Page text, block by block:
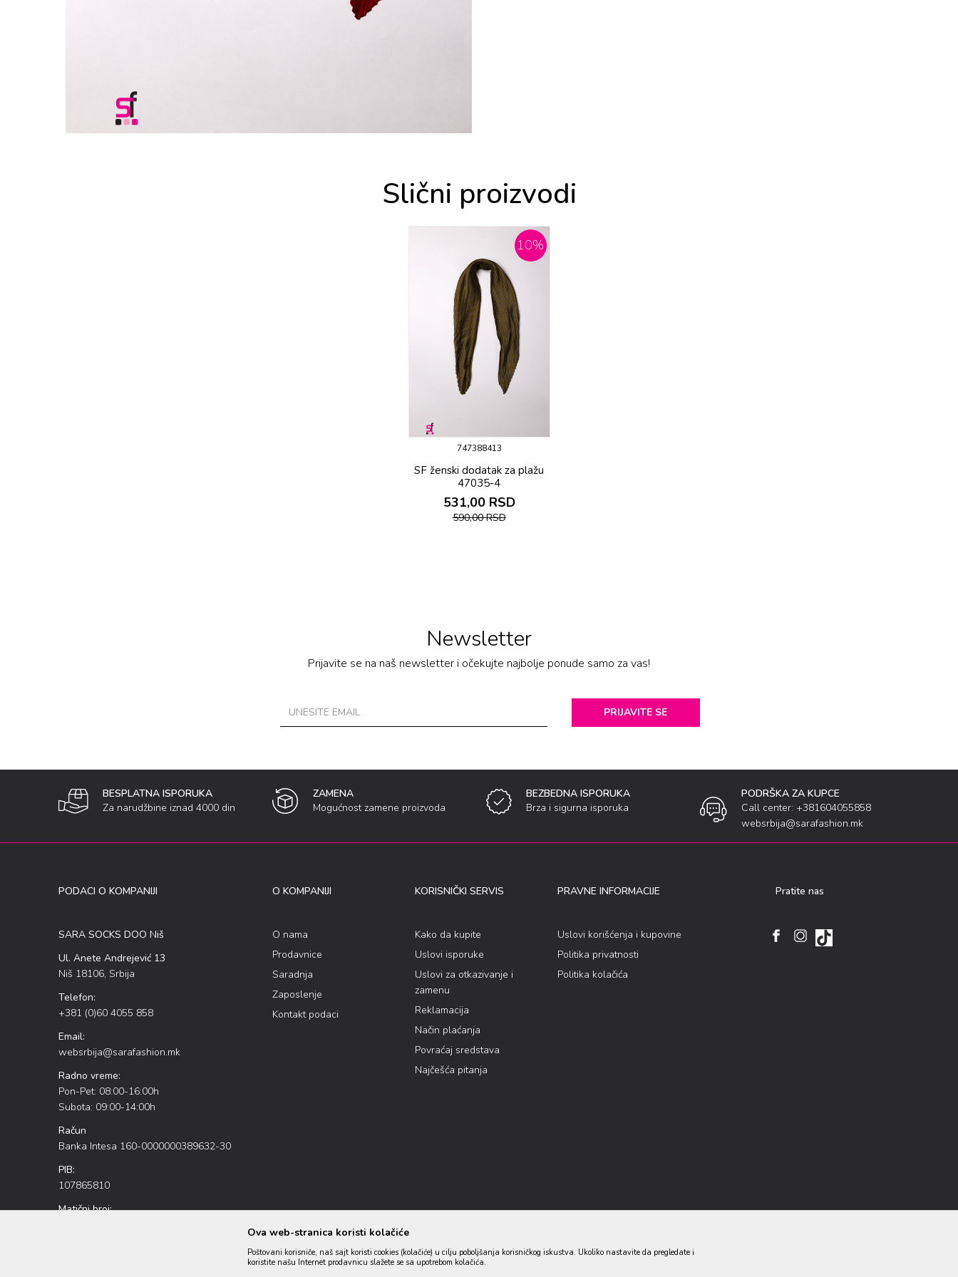
Slični proizvodi
10%
747388413
SF ženski dоdatak za plažu
47035-4
531,00 RSD
590,00RSD
Newsletter
Prijavite se na naš newsletter i očekujte najbolje ponude samo za vas!
PRIJAVITE SE
BESPLATNA ISPORUKA
Za narudžbine iznad 4000 din
ZAMENA
Mogućnost zamene proizvoda
BEZBEDNA ISPORUKA
Brza i sigurna isporuka
PODRŠKA ZA KUPCE
Call center: +381604055858
websrbija@sarafashion.mk
PODACI O KOMPANIJI
SARA SOCKS DOO Niš
Ul. Anete Andrejević 13
Niš 18106, Srbija
Telefon:
+381 (0)60 4055 858
Email:
websrbija@sarafashion.mk
Radno vreme:
Pon-Pet: 08:00-16:00h
Subota: 09:00-14:00h
Račun
Banka Intesa 160-0000000389632-30
PIB:
107865810
Matični broj:
O KOMPANIJI
O nama
Prodavnice
Saradnja
Zaposlenje
Kontakt podaci
KORISNIČKI SERVIS
Kako da kupite
Uslovi isporuke
Uslovi za otkazivanje i
zamenu
Reklamacija
Način plaćanja
Povraćaj sredstava
Najčešća pitanja
PRAVNE INFORMACIJE
Uslovi korišćenja i kupovine
Politika privatnosti
Politika kolačića
Pratite nas
Ova web-stranica koristi kolačiće
Poštovani korisniče, naš sajt koristi cookies (kolačiće) u cilju poboljšanja korisničkog iskustva. Ukoliko nastavite da pregledate i
koristite našu Internet prodavnicu slažete se sa upotrebom kolačića.